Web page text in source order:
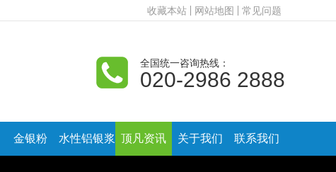
收藏本站 网站地图 常见问题
全国统一咨询热线：
020-2986 2888
金银粉 水性铝银浆 顶凡资讯 关于我们 联系我们